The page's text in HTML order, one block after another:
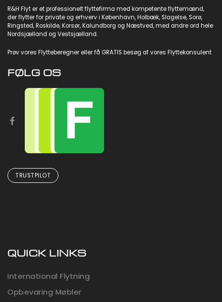
R&H Flyt er et professionelt flyttefirma med kompetente flyttemænd,
der flytter for private og erhvervi København,Holbæk,Slagelse,Sorø,
Ringsted,Roskilde,Korsør,Kalundborg og Næstved, med andre ord hele
Nordsjælland og Vestsjælland.
Prøv vores Flytteberegnereller få GRATIS besøg af vores Flyttekonsulent
FØLG OS
TRUSTPILOT
QUICK LINKS
International Flytning
Opbevaring Møbler